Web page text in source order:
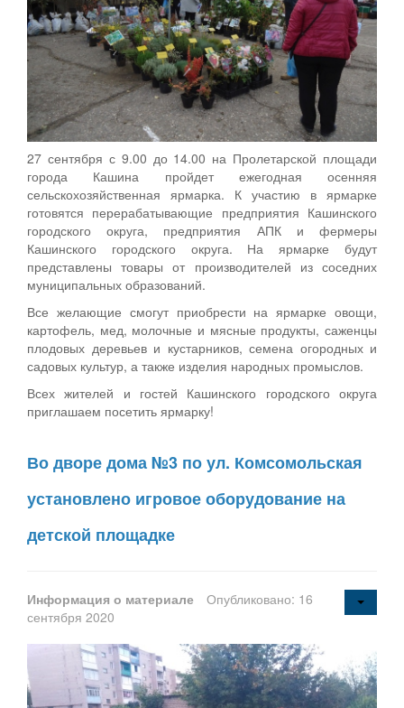
27 сентября с 9.00 до 14.00 на Пролетарской площади
города Кашина пройдет ежегодная осенняя
сельскохозяйственная ярмарка. К участию в ярмарке
готовятся перерабатывающие предприятия Кашинского
городского округа, предприятия АПК и фермеры
Кашинского городского округа. На ярмарке будут
представлены товары от производителей из соседних
муниципальных образований.
Все желающие смогут приобрести на ярмарке овощи,
картофель, мед, молочные и мясные продукты, саженцы
плодовых деревьев и кустарников, семена огородных и
садовых культур, а также изделия народных промыслов.
Всех жителей и гостей Кашинского городского округа
приглашаем посетить ярмарку!
Во дворе дома №3 по ул. Комсомольская
установлено игровое оборудование на
детской площадке
Информация о материале
Опубликовано: 16
сентября 2020